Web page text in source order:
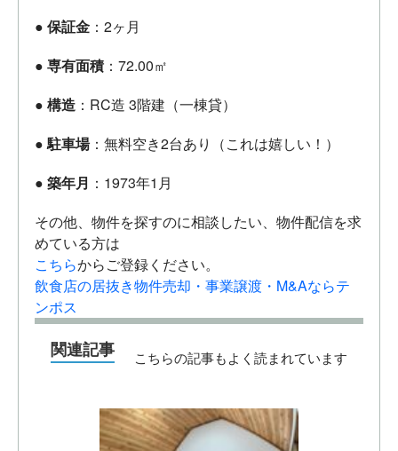
● 保証金 ：2ヶ月
● 専有面積 ：72.00㎡
● 構造 ：RC造 3階建（一棟貸）
●駐車場：無料空き2台あり（これは嬉しい！）
● 築年月 ：1973年1月
その他、物件を探すのに相談したい、物件配信を求
めている方は
こちらからご登録ください。
飲食店の居抜き物件売却・事業譲渡・M&Aならテ
ンポス
関連記事 こちらの記事もよく読まれています